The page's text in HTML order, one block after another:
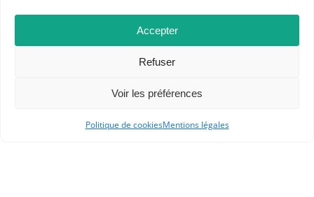
Accepter
Refuser
Voir les préférences
Politique de cookiesMentions légales